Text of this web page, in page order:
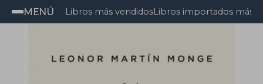
MENÚ Libros más vendidosLibros importados más